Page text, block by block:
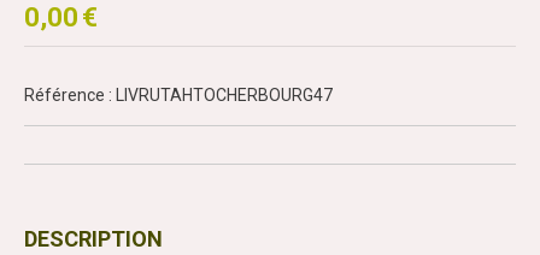
0,00 €
Référence : LIVRUTAHTOCHERBOURG47
DESCRIPTION